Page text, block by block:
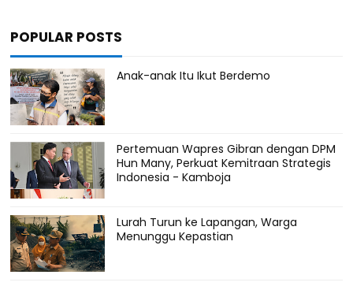
POPULAR POSTS
Anak-anak Itu Ikut Berdemo
Pertemuan Wapres Gibran dengan DPM
Hun Many, Perkuat Kemitraan Strategis
Indonesia - Kamboja
Lurah Turun ke Lapangan, Warga
Menunggu Kepastian